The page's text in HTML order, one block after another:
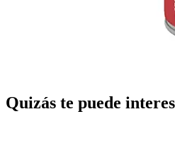
Quizás te puede